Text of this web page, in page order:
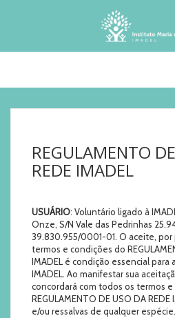
REGULAMENTO
REDE IMADEL
USUÁRIO: Voluntário ligado à
Onze, S/N Vale das Pedrinhas
39.830.955/0001-01. O aceite, por
termos e condições do
IMADEL é condição essencial para
IMADEL. Ao manifestar sua
concordará com todos os termos
REGULAMENTO DE USO DA
e/ou ressalvas de qualquer espécie.